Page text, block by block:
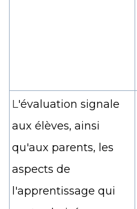
L'évaluation signale
aux élèves, ainsi
qu'aux parents, les
aspects de
l'apprentissage qui